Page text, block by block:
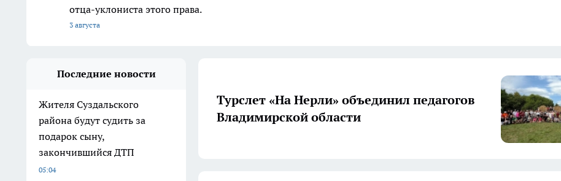
отца-уклониста этого права.
3 августа
Последние новости
Жителя Суздальского
района будут судить за
подарок сыну,
закончившийся ДТП
05:04
Турслет «На Нерли» объединил педагогов
Владимирской области